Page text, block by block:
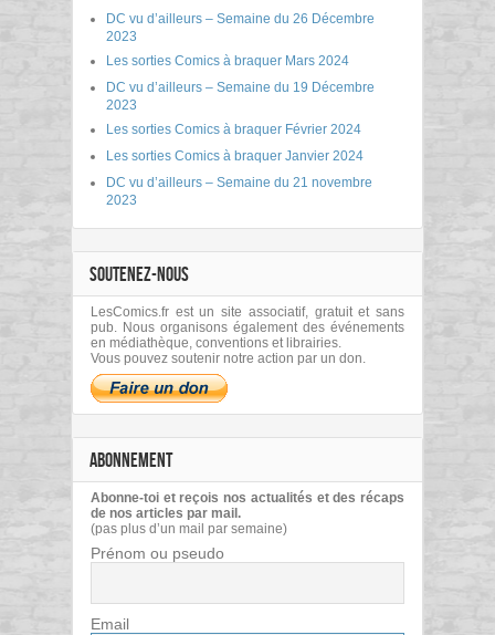
DC vu d’ailleurs – Semaine du 26 Décembre
2023
Les sorties Comics à braquer Mars 2024
DC vu d’ailleurs – Semaine du 19 Décembre
2023
Les sorties Comics à braquer Février 2024
Les sorties Comics à braquer Janvier 2024
DC vu d’ailleurs – Semaine du 21 novembre
2023
SOUTENEZ-NOUS
LesComics.fr est un site associatif, gratuit et sans
pub. Nous organisons également des événements
en médiathèque, conventions et librairies.
Vous pouvez soutenir notre action par un don.
ABONNEMENT
Abonne-toi et reçois nos actualités et des récaps
de nos articles par mail.
(pas plus d’un mail par semaine)
Prénom ou pseudo
Email